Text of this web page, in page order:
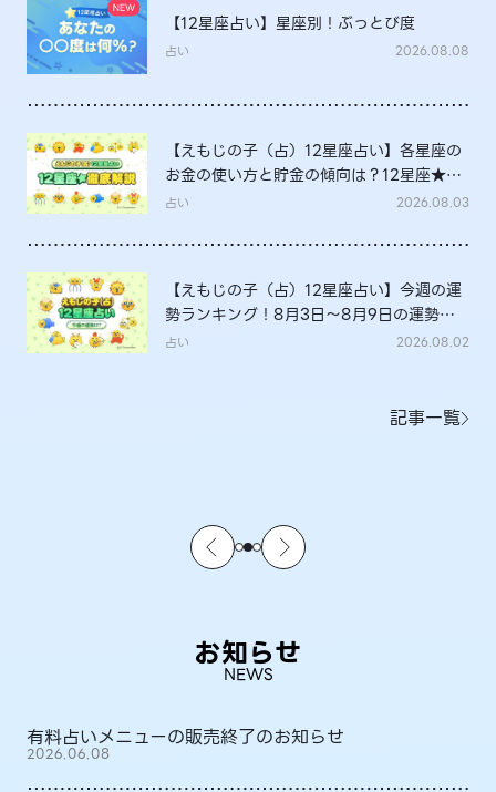
【12星座占い】星座別！ぶっとび度
占い 2026.08.08
【えもじの子（占）12星座占い】各星座の
お金の使い方と貯金の傾向は？12星座★徹
底解説
占い 2026.08.03
【えもじの子（占）12星座占い】今週の運
勢ランキング！8月3日～8月9日の運勢
は？
占い 2026.08.02
記事一覧
お知らせ
NEWS
有料占いメニューの販売終了のお知らせ
2026.06.08